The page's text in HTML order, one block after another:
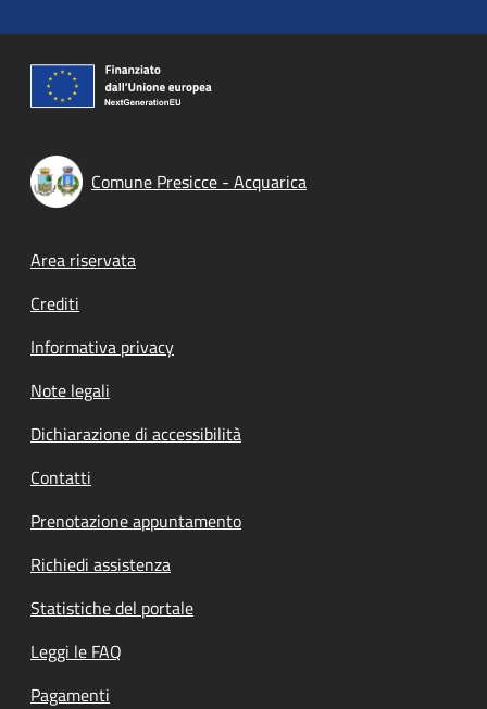
Comune Presicce - Acquarica
Footer menu
Area riservata
Crediti
Informativa privacy
Note legali
Dichiarazione di accessibilità
Contatti
Prenotazione appuntamento
Richiedi assistenza
Statistiche del portale
Leggi le FAQ
Pagamenti